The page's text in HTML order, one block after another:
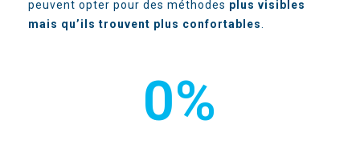
peuvent opter pour des méthodes plus visibles
mais qu’ils trouvent plus confortables
0%